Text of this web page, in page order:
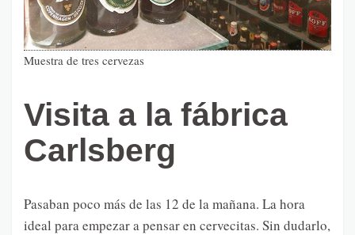
Muestra de tres cervezas
Visita a la fábrica
Carlsberg
Pasaban poco más de las 12 de la mañana. La hora
ideal para empezar a pensar en cervecitas. Sin dudarlo,